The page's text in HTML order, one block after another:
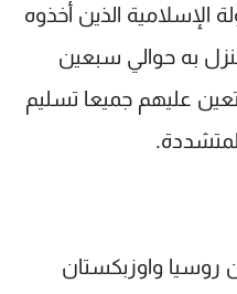
الإسلامية الذين أخذوه
به حوالي سبعين
عليهم جميعا تسليم
واوزبكستان